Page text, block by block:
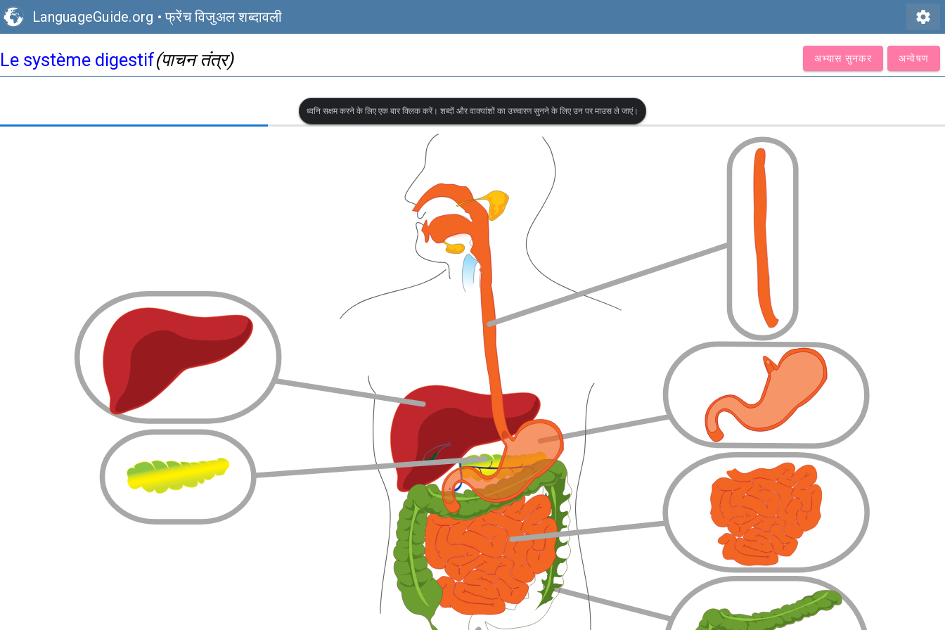
LanguageGuide.org •फ्रेंच विजुअल शब्दावली settings
Le système digestif(पाचन तंत्र) अभ्यास सुनकर अन्वेषण
ध्वनि सक्षम करने के लिए एक बार क्लिक करें। शब्दों और वाक्यांशों का उच्चारण सुनने के लिए उन पर माउस ले जाएं।